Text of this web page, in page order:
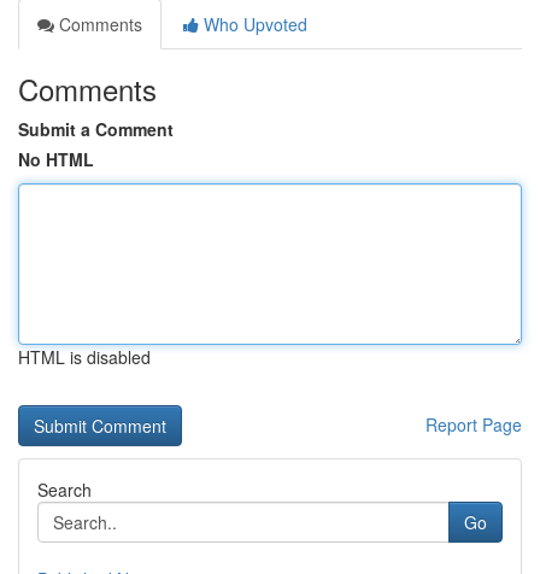
Comments
Who Upvoted
Comments
Submit a Comment
No HTML
HTML is disabled
Report Page
Search
Go